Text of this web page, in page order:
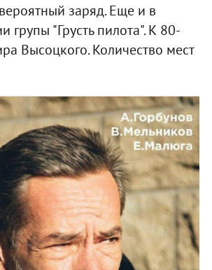
заряд. Еще и в
групы "Грусть пилота". К 80-
Высоцкого. Количество мест